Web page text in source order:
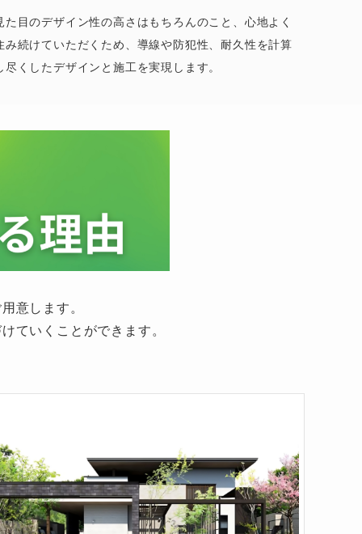
た目のデザイン性の高さはもちろんのこと、心地よく
み続けていただくため、導線や防犯性、耐久性を計算
尽くしたデザインと施工を実現します。
意します。
ていくことができます。